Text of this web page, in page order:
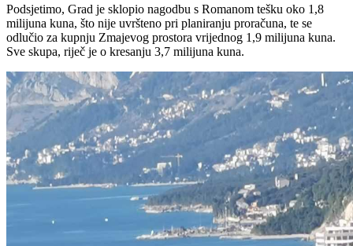
Podsjetimo, Grad je sklopio nagodbu s Romanom tešku oko 1,8
milijuna kuna, što nije uvršteno pri planiranju proračuna, te se
odlučio za kupnju Zmajevog prostora vrijednog 1,9 milijuna kuna.
Sve skupa, riječ je o kresanju 3,7 milijuna kuna.